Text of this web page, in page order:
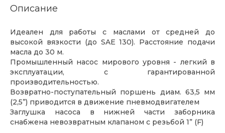
Описание
Идеален для работы с маслами от средней до
высокой вязкости (до SAE 130). Расстояние подачи
масла до 30 м.
Промышленный насос мирового уровня - легкий в
эксплуатации, с гарантированной
производительностью.
Возвратно-поступательный поршень диам. 63,5 мм
(2,5”) приводится в движение пневмодвигателем
Заглушка насоса в нижней части заборника
снабжена невозвратным клапаном с резьбой 1” (F)